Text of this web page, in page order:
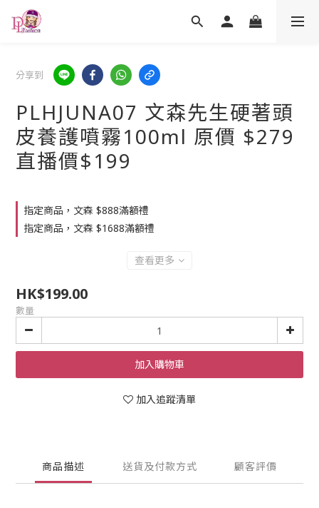
分享到
PLHJUNA07 文森先生硬著頭
皮養護噴霧100ml 原價 $279
直播價$199
指定商品，文森 $888滿額禮
指定商品，文森 $1688滿額禮
查看更多
HK$199.00
數量
加入購物車
加入追蹤清單
商品描述 送貨及付款方式 顧客評價